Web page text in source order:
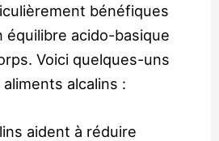
bénéfiques
équilibre acido-basique
Voici quelques-uns
alcalins :
aident à réduire